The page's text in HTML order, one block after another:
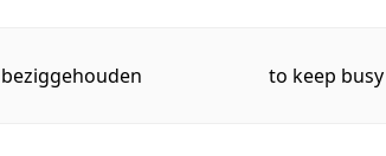
beziggehouden to keep busy